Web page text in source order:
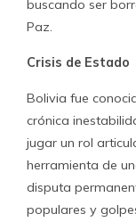
buscando ser
Paz.
Crisis de Estado
Bolivia fue
crónica
jugar un rol
herramienta de
disputa
populares y